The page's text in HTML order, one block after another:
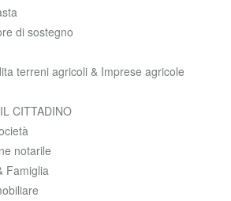
di sostegno
terreni agricoli & Imprese agricole
CITTADINO
notarile
Famiglia